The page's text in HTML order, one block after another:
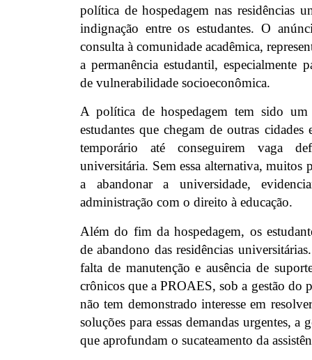
política de hospedagem nas residências
indignação entre os estudantes. O
consulta à comunidade acadêmica,
a permanência estudantil, especialmente
de vulnerabilidade socioeconômica.
A política de hospedagem tem sido um
estudantes que chegam de outras
temporário até conseguirem vaga
universitária. Sem essa alternativa, muitos
a abandonar a universidade,
administração com o direito à educação.
Além do fim da hospedagem, os
de abandono das residências
falta de manutenção e ausência de
crônicos que a PROAES, sob a gestão do
não tem demonstrado interesse em
soluções para essas demandas urgentes, a
que aprofundam o sucateamento da